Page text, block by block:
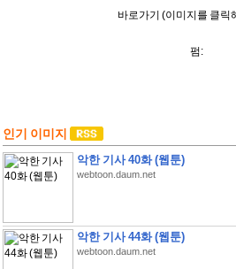
바로가기 (이미지를 클릭
펌:
인기 이미지
악한 기사 40화 (웹툰)
webtoon.daum.net
악한 기사 44화 (웹툰)
webtoon.daum.net